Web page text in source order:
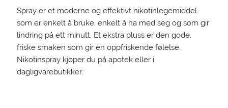
Spray er et moderne og effektivt nikotinlegemiddel
som er enkelt å bruke, enkelt å ha med seg og som gir
lindring på ett minutt. Et ekstra pluss er den gode,
friske smaken som gir en oppfriskende følelse.
Nikotinspray kjøper du på apotek eller i
dagligvarebutikker.